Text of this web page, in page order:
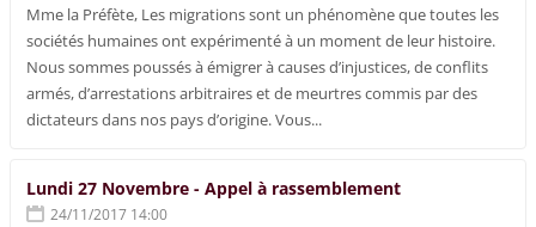
Mme la Préfète, Les migrations sont un phénomène que toutes les
sociétés humaines ont expérimenté à un moment de leur histoire.
Nous sommes poussés à émigrer à causes d’injustices, de conflits
armés, d’arrestations arbitraires et de meurtres commis par des
dictateurs dans nos pays d’origine. Vous...
Lundi 27 Novembre - Appel à rassemblement
24/11/2017 14:00